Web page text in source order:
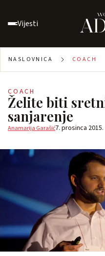
Vijesti
NASLOVNICA COACH
COACH
Želite biti
sanjarenje
Anamarija Garašić7. prosinca 2015.